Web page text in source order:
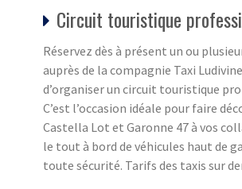
Circuit touristique
Réservez dès à présent un ou
auprès de la compagnie Taxi
d’organiser un circuit touristique
C’est l’occasion idéale pour faire
Castella Lot et Garonne 47 à vos
le tout à bord de véhicules haut de
toute sécurité. Tarifs des taxis sur